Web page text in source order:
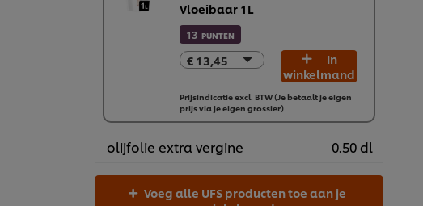
Vloeibaar 1L
13 PUNTEN
€ 13,45
€ 13,45
€ 67,23
winkelmand
Prijsindicatie excl. BTW (Je betaalt je eigen
prijs via je eigen grossier)
olijfolie extra vergine 0.50 dl